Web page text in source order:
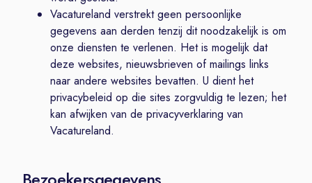
Vacatureland verstrekt geen persoonlijke
gegevens aan derden tenzij dit noodzakelijk is om
onze diensten te verlenen. Het is mogelijk dat
deze websites, nieuwsbrieven of mailings links
naar andere websites bevatten. U dient het
privacybeleid op die sites zorgvuldig te lezen; het
kan afwijken van de privacyverklaring van
Vacatureland.